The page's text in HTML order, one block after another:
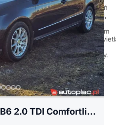
Volkswagen Passat B6 2.0 TDI Comfortline